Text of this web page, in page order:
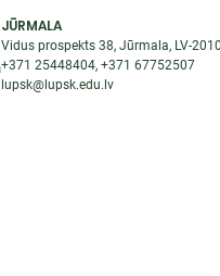
JŪRMALA
Vidus prospekts 38, Jūrmala, LV-
+371 25448404, +371 67752507
lupsk@lupsk.edu.lv